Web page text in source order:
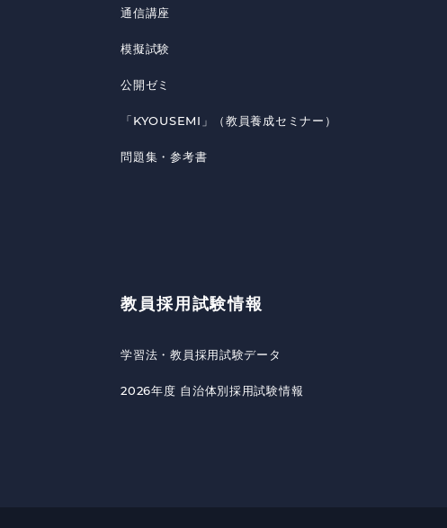
通信講座
模擬試験
公開ゼミ
「KYOUSEMI」（教員養成セミナー）
問題集・参考書
教員採用試験情報
学習法・教員採用試験データ
2026年度 自治体別採用試験情報